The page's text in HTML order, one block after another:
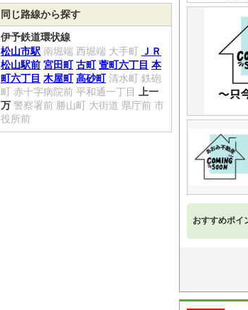
おすすめポイ
同じ路線から探す
伊予鉄道環状線
松山市駅 南堀端 西堀端 大手町 ＪＲ
松山駅前 宮田町 古町 萱町六丁目 本
町六丁目 木屋町 高砂町 清水町 鉄砲
町 赤十字病院前 平和通一丁目
上一
万 警察署前 勝山町 大街道 県庁前 市
役所前